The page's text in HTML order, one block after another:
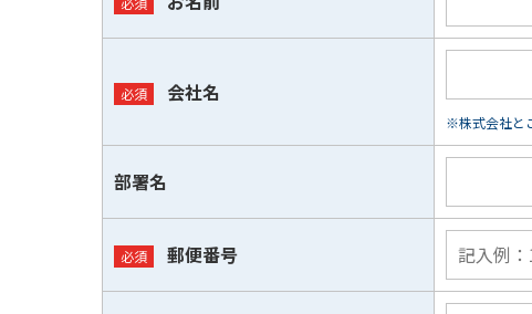
会社名
※株式会社と
部署名
郵便番号